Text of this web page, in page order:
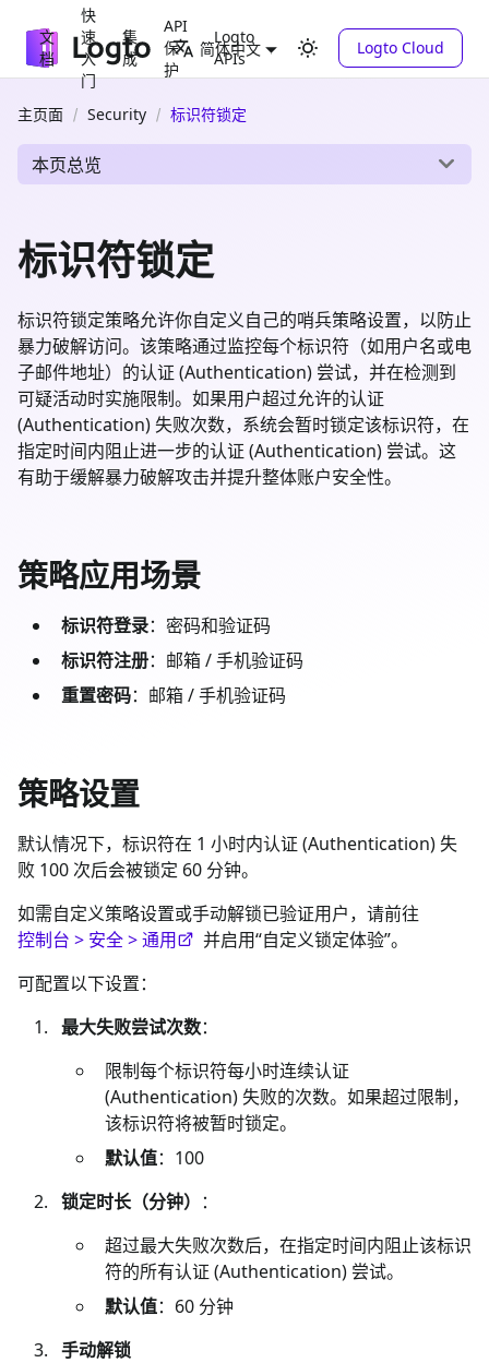
文
档
快
速
入
门
集
成
API
保
护
Logto
APIs
简体中文 Logto Cloud
主页面 Security 标识符锁定
本页总览
标识符锁定
标识符锁定策略允许你自定义自己的哨兵策略设置，以防止
暴力破解访问。该策略通过监控每个标识符（如用户名或电
子邮件地址）的认证 (Authentication) 尝试，并在检测到
可疑活动时实施限制。如果用户超过允许的认证
(Authentication) 失败次数，系统会暂时锁定该标识符，在
指定时间内阻止进一步的认证 (Authentication) 尝试。这
有助于缓解暴力破解攻击并提升整体账户安全性。
策略应用场景
标识符登录：密码和验证码
标识符注册：邮箱 / 手机验证码
重置密码：邮箱 / 手机验证码
策略设置
默认情况下，标识符在 1 小时内认证 (Authentication) 失
败 100 次后会被锁定 60 分钟。
如需自定义策略设置或手动解锁已验证用户，请前往
控制台 > 安全 > 通用
并启用“自定义锁定体验”。
可配置以下设置：
最大失败尝试次数：
限制每个标识符每小时连续认证
(Authentication) 失败的次数。如果超过限制，
该标识符将被暂时锁定。
默认值：100
锁定时长（分钟） ：
超过最大失败次数后，在指定时间内阻止该标识
符的所有认证 (Authentication) 尝试。
默认值：60 分钟
手动解锁